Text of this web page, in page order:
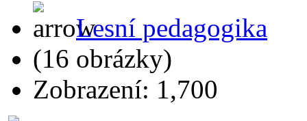
Lesní pedagogika
(16 obrázky)
Zobrazení: 1,700